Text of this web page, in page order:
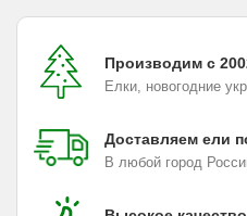
Производим с
Елки, новогодние
Доставляем ели
В любой город